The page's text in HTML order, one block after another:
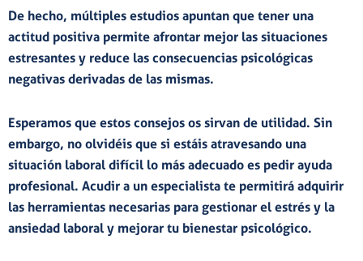
De hecho, múltiples estudios apuntan que tener una
actitud positiva permite afrontar mejor las situaciones
estresantes y reduce las consecuencias psicológicas
negativas derivadas de las mismas.
Esperamos que estos consejos os sirvan de utilidad. Sin
embargo, no olvidéis que si estáis atravesando una
situación laboral difícil lo más adecuado es pedir ayuda
profesional. Acudir a un especialista te permitirá adquirir
las herramientas necesarias para gestionar el estrés y la
ansiedad laboral y mejorar tu bienestar psicológico.